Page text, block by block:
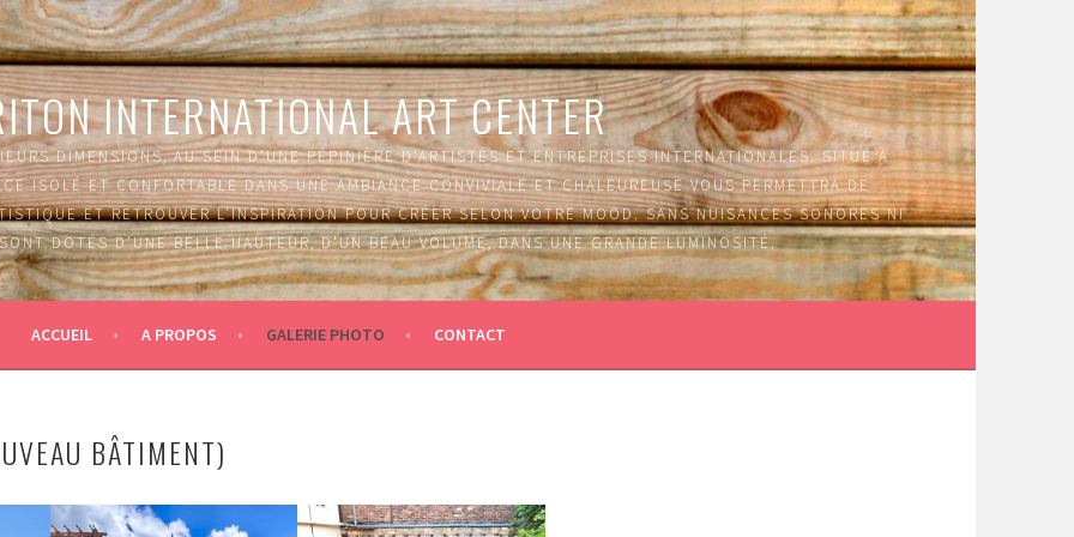
INTERNATIONAL ART CENTER
DIMENSIONS, AU SEIN D’UNE PÉPINIÈRE D'ARTISTES ET ENTREPRISES INTERNATIONALES. SITUÉ À
ISOLÉ ET CONFORTABLE DANS UNE AMBIANCE CONVIVIALE ET CHALEUREUSE VOUS PERMETTRA DE
ET RETROUVER L’INSPIRATION POUR CRÉER SELON VOTRE MOOD. SANS NUISANCES SONORES NI
DOTÉS D’UNE BELLE HAUTEUR, D’UN BEAU VOLUME, DANS UNE GRANDE LUMINOSITÉ.
ACCUEIL A PROPOS GALERIE PHOTO CONTACT
BÂTIMENT)